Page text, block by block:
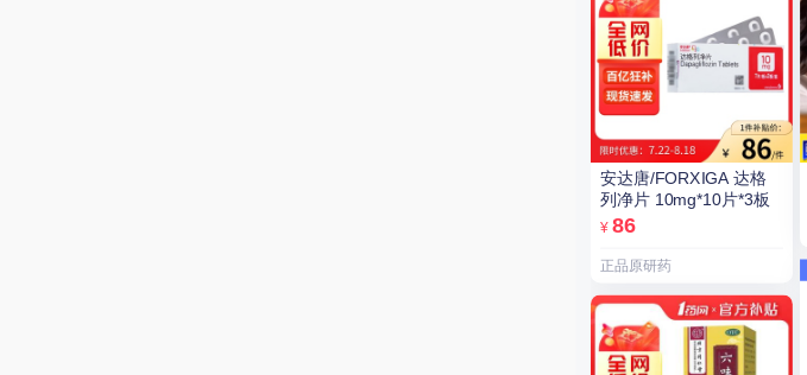
安达唐/FORXIGA 达格
列净片 10mg*10片*3板
¥ 86
正品原研药